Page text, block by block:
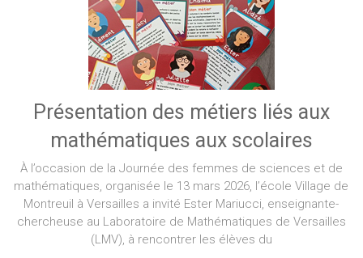
Présentation des métiers liés aux
mathématiques aux scolaires
À l’occasion de la Journée des femmes de sciences et de
mathématiques, organisée le 13 mars 2026, l’école Village de
Montreuil à Versailles a invité Ester Mariucci, enseignante-
chercheuse au Laboratoire de Mathématiques de Versailles
(LMV), à rencontrer les élèves du